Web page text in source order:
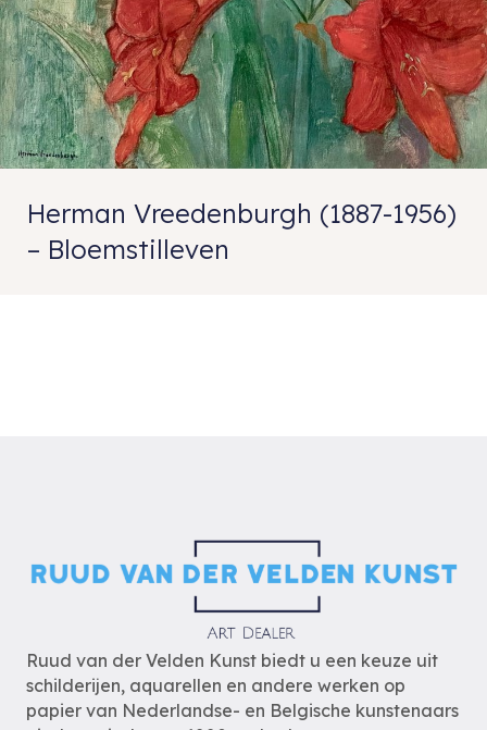
Herman Vreedenburgh (1887-1956)
– Bloemstilleven
Ruud van der Velden Kunst biedt u een keuze uit
schilderijen, aquarellen en andere werken op
papier van Nederlandse- en Belgische kunstenaars